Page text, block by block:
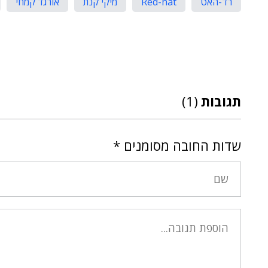
תגובות (1)
שדות החובה מסומנים *